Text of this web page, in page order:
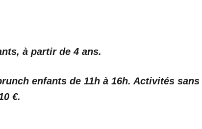
à partir de 4 ans.
enfants de 11h à 16h. Activités sans
€.